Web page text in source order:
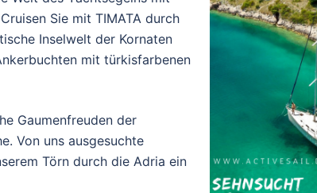
Cruisen Sie mit TIMATA durch
Inselwelt der Kornaten
mit türkisfarbenen
Gaumenfreuden der
Von uns ausgesuchte
Törn durch die Adria ein